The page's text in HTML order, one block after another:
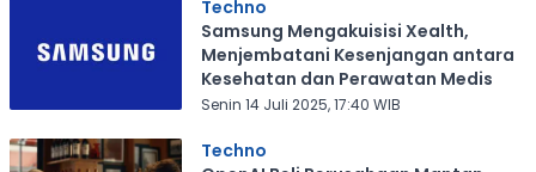
Techno
Samsung Mengakuisisi Xealth,
Menjembatani Kesenjangan antara
Kesehatan dan Perawatan Medis
Senin 14 Juli 2025, 17:40 WIB
Techno